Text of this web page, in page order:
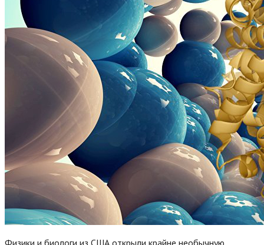
Физики и биологи из США открыли крайне необычную